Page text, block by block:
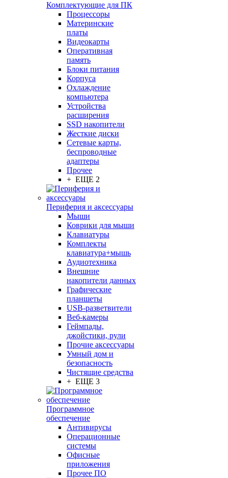
Комплектующие для ПК
Процессоры
Материнские
платы
Видеокарты
Оперативная
память
Блоки питания
Корпуса
Охлаждение
компьютера
Устройства
расширения
SSD накопители
Жесткие диски
Сетевые карты,
беспроводные
адаптеры
Прочее
+ ЕЩЕ 2
Периферия и аксессуары
Мыши
Коврики для мыши
Клавиатуры
Комплекты
клавиатура+мышь
Аудиотехника
Внешние
накопители данных
Графические
планшеты
USB-разветвители
Веб-камеры
Геймпады,
джойстики, рули
Прочие аксессуары
Умный дом и
безопасность
Чистящие средства
+ ЕЩЕ 3
Программное
обеспечение
Антивирусы
Операционные
системы
Офисные
приложения
Прочее ПО